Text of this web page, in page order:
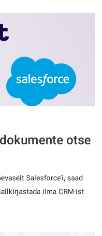
otse
Salesforce’i, saad
ilma CRM-ist